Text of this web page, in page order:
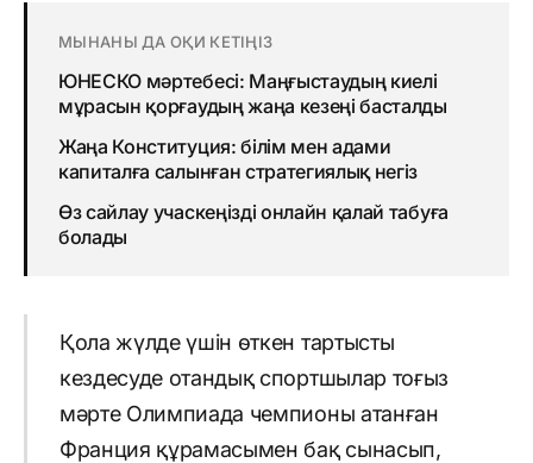
МЫНАНЫ ДА ОҚИ КЕТІҢІЗ
ЮНЕСКО мәртебесі: Маңғыстаудың киелі
мұрасын қорғаудың жаңа кезеңі басталды
Жаңа Конституция: білім мен адами
капиталға салынған стратегиялық негіз
Өз сайлау учаскеңізді онлайн қалай табуға
болады
Қола жүлде үшін өткен тартысты
кездесуде отандық спортшылар тоғыз
мәрте Олимпиада чемпионы атанған
Франция құрамасымен бақ сынасып,